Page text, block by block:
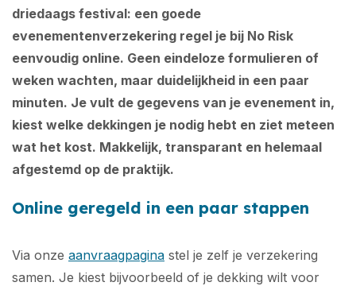
driedaags festival: een goede
evenementenverzekering regel je bij No Risk
eenvoudig online. Geen eindeloze formulieren of
weken wachten, maar duidelijkheid in een paar
minuten. Je vult de gegevens van je evenement in,
kiest welke dekkingen je nodig hebt en ziet meteen
wat het kost. Makkelijk, transparant en helemaal
afgestemd op de praktijk.
Online geregeld in een paar stappen
Via onze aanvraagpagina stel je zelf je verzekering
samen. Je kiest bijvoorbeeld of je dekking wilt voor